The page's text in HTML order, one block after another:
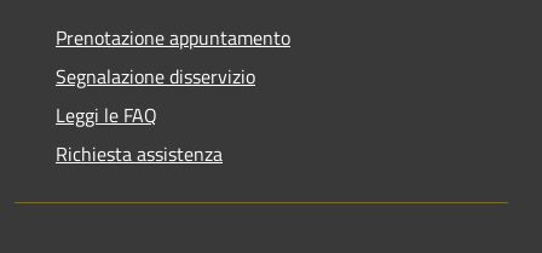
Prenotazione appuntamento
Segnalazione disservizio
Leggi le FAQ
Richiesta assistenza